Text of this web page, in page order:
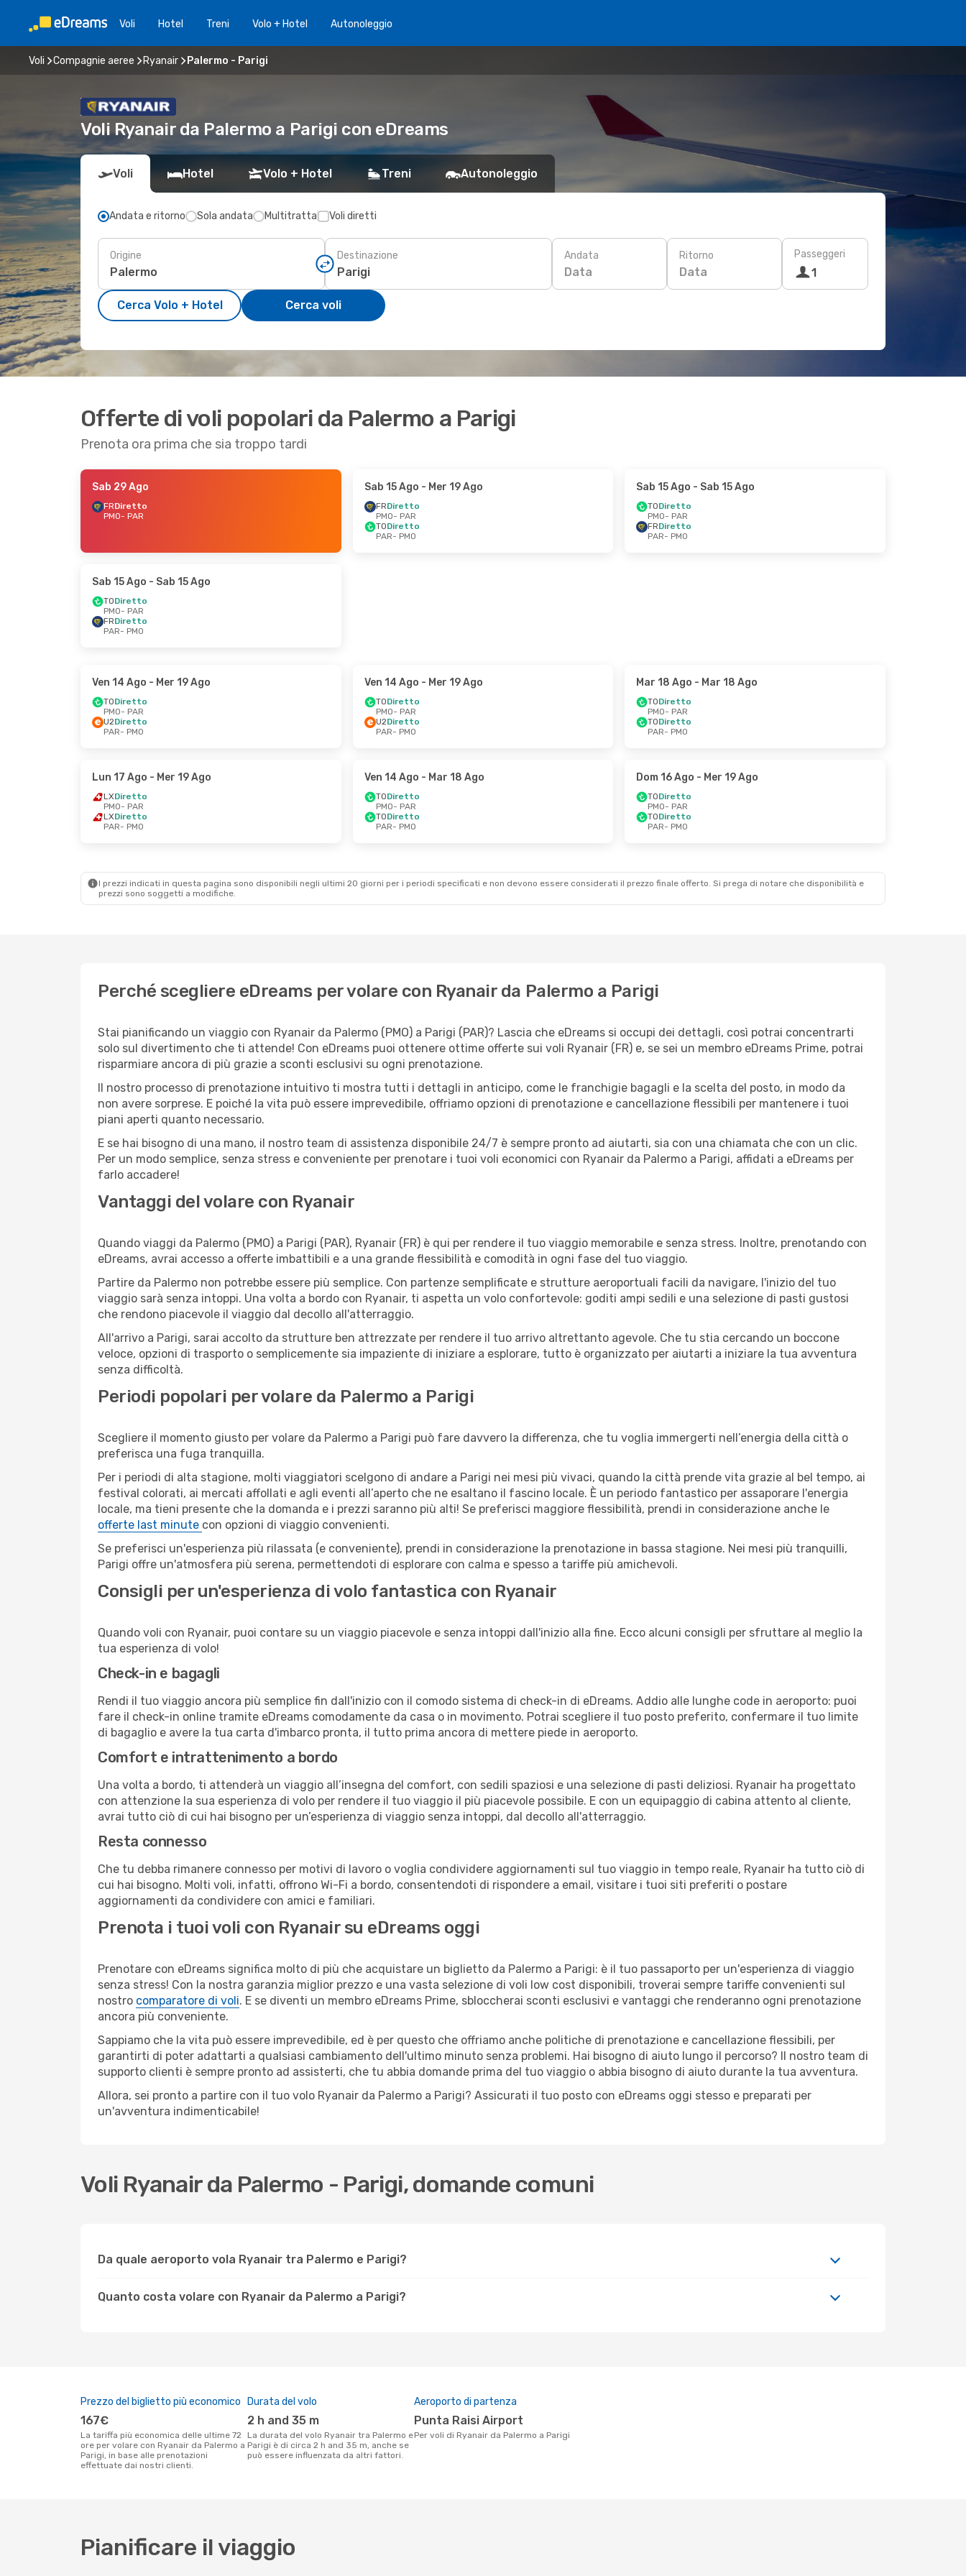
Voli Hotel Treni Volo + Hotel Autonoleggio
Voli Compagnie aeree Ryanair Palermo - Parigi
Voli Ryanair da Palermo a Parigi con eDreams
Voli Hotel Volo + Hotel Treni Autonoleggio
Andata e ritorno Sola andata Multitratta Voli diretti
Origine Destinazione Andata
Data
Ritorno
Data
Passeggeri
1
Cerca Volo + Hotel Cerca voli
Offerte di voli popolari da Palermo a Parigi
Prenota ora prima che sia troppo tardi
Sab 29 Ago
FRDiretto
PMO- PAR
Sab 15 Ago - Mer 19 Ago
FRDiretto
PMO- PAR
TODiretto
PAR- PMO
Sab 15 Ago - Sab 15 Ago
TODiretto
PMO- PAR
FRDiretto
PAR- PMO
Sab 15 Ago - Sab 15 Ago
TODiretto
PMO- PAR
FRDiretto
PAR- PMO
Ven 14 Ago - Mer 19 Ago
TODiretto
PMO- PAR
U2Diretto
PAR- PMO
Ven 14 Ago - Mer 19 Ago
TODiretto
PMO- PAR
U2Diretto
PAR- PMO
Mar 18 Ago - Mar 18 Ago
TODiretto
PMO- PAR
TODiretto
PAR- PMO
Lun 17 Ago - Mer 19 Ago
LXDiretto
PMO- PAR
LXDiretto
PAR- PMO
Ven 14 Ago - Mar 18 Ago
TODiretto
PMO- PAR
TODiretto
PAR- PMO
Dom 16 Ago - Mer 19 Ago
TODiretto
PMO- PAR
TODiretto
PAR- PMO
I prezzi indicati in questa pagina sono disponibili negli ultimi 20 giorni per i periodi specificati e non devono essere considerati il ​​prezzo finale offerto. Si prega di notare che disponibilità e
prezzi sono soggetti a modifiche.
Perché scegliere eDreams per volare con Ryanair da Palermo a Parigi
Stai pianificando un viaggio con Ryanair da Palermo (PMO) a Parigi (PAR)? Lascia che eDreams si occupi dei dettagli, così potrai concentrarti
solo sul divertimento che ti attende! Con eDreams puoi ottenere ottime offerte sui voli Ryanair (FR) e, se sei un membro eDreams Prime, potrai
risparmiare ancora di più grazie a sconti esclusivi su ogni prenotazione.
Il nostro processo di prenotazione intuitivo ti mostra tutti i dettagli in anticipo, come le franchigie bagagli e la scelta del posto, in modo da
non avere sorprese. E poiché la vita può essere imprevedibile, offriamo opzioni di prenotazione e cancellazione flessibili per mantenere i tuoi
piani aperti quanto necessario.
E se hai bisogno di una mano, il nostro team di assistenza disponibile 24/7 è sempre pronto ad aiutarti, sia con una chiamata che con un clic.
Per un modo semplice, senza stress e conveniente per prenotare i tuoi voli economici con Ryanair da Palermo a Parigi, affidati a eDreams per
farlo accadere!
Vantaggi del volare con Ryanair
Quando viaggi da Palermo (PMO) a Parigi (PAR), Ryanair (FR) è qui per rendere il tuo viaggio memorabile e senza stress. Inoltre, prenotando con
eDreams, avrai accesso a offerte imbattibili e a una grande flessibilità e comodità in ogni fase del tuo viaggio.
Partire da Palermo non potrebbe essere più semplice. Con partenze semplificate e strutture aeroportuali facili da navigare, l'inizio del tuo
viaggio sarà senza intoppi. Una volta a bordo con Ryanair, ti aspetta un volo confortevole: goditi ampi sedili e una selezione di pasti gustosi
che rendono piacevole il viaggio dal decollo all'atterraggio.
All'arrivo a Parigi, sarai accolto da strutture ben attrezzate per rendere il tuo arrivo altrettanto agevole. Che tu stia cercando un boccone
veloce, opzioni di trasporto o semplicemente sia impaziente di iniziare a esplorare, tutto è organizzato per aiutarti a iniziare la tua avventura
senza difficoltà.
Periodi popolari per volare da Palermo a Parigi
Scegliere il momento giusto per volare da Palermo a Parigi può fare davvero la differenza, che tu voglia immergerti nell’energia della città o
preferisca una fuga tranquilla.
Per i periodi di alta stagione, molti viaggiatori scelgono di andare a Parigi nei mesi più vivaci, quando la città prende vita grazie al bel tempo, ai
festival colorati, ai mercati affollati e agli eventi all’aperto che ne esaltano il fascino locale. È un periodo fantastico per assaporare l'energia
locale, ma tieni presente che la domanda e i prezzi saranno più alti! Se preferisci maggiore flessibilità, prendi in considerazione anche le
offerte last minute con opzioni di viaggio convenienti.
Se preferisci un'esperienza più rilassata (e conveniente), prendi in considerazione la prenotazione in bassa stagione. Nei mesi più tranquilli,
Parigi offre un'atmosfera più serena, permettendoti di esplorare con calma e spesso a tariffe più amichevoli.
Consigli per un'esperienza di volo fantastica con Ryanair
Quando voli con Ryanair, puoi contare su un viaggio piacevole e senza intoppi dall'inizio alla fine. Ecco alcuni consigli per sfruttare al meglio la
tua esperienza di volo!
Check-in e bagagli
Rendi il tuo viaggio ancora più semplice fin dall'inizio con il comodo sistema di check-in di eDreams. Addio alle lunghe code in aeroporto: puoi
fare il check-in online tramite eDreams comodamente da casa o in movimento. Potrai scegliere il tuo posto preferito, confermare il tuo limite
di bagaglio e avere la tua carta d'imbarco pronta, il tutto prima ancora di mettere piede in aeroporto.
Comfort e intrattenimento a bordo
Una volta a bordo, ti attenderà un viaggio all’insegna del comfort, con sedili spaziosi e una selezione di pasti deliziosi. Ryanair ha progettato
con attenzione la sua esperienza di volo per rendere il tuo viaggio il più piacevole possibile. E con un equipaggio di cabina attento al cliente,
avrai tutto ciò di cui hai bisogno per un’esperienza di viaggio senza intoppi, dal decollo all'atterraggio.
Resta connesso
Che tu debba rimanere connesso per motivi di lavoro o voglia condividere aggiornamenti sul tuo viaggio in tempo reale, Ryanair ha tutto ciò di
cui hai bisogno. Molti voli, infatti, offrono Wi-Fi a bordo, consentendoti di rispondere a email, visitare i tuoi siti preferiti o postare
aggiornamenti da condividere con amici e familiari.
Prenota i tuoi voli con Ryanair su eDreams oggi
Prenotare con eDreams significa molto di più che acquistare un biglietto da Palermo a Parigi: è il tuo passaporto per un'esperienza di viaggio
senza stress! Con la nostra garanzia miglior prezzo e una vasta selezione di voli low cost disponibili, troverai sempre tariffe convenienti sul
nostro comparatore di voli. E se diventi un membro eDreams Prime, sbloccherai sconti esclusivi e vantaggi che renderanno ogni prenotazione
ancora più conveniente.
Sappiamo che la vita può essere imprevedibile, ed è per questo che offriamo anche politiche di prenotazione e cancellazione flessibili, per
garantirti di poter adattarti a qualsiasi cambiamento dell'ultimo minuto senza problemi. Hai bisogno di aiuto lungo il percorso? Il nostro team di
supporto clienti è sempre pronto ad assisterti, che tu abbia domande prima del tuo viaggio o abbia bisogno di aiuto durante la tua avventura.
Allora, sei pronto a partire con il tuo volo Ryanair da Palermo a Parigi? Assicurati il tuo posto con eDreams oggi stesso e preparati per
un'avventura indimenticabile!
Voli Ryanair da Palermo - Parigi, domande comuni
Da quale aeroporto vola Ryanair tra Palermo e Parigi?
Quanto costa volare con Ryanair da Palermo a Parigi?
Prezzo del biglietto più economico
167€
La tariffa più economica delle ultime 72
ore per volare con Ryanair da Palermo a
Parigi, in base alle prenotazioni
effettuate dai nostri clienti.
Durata del volo
2 h and 35 m
La durata del volo Ryanair tra Palermo e
Parigi è di circa 2 h and 35 m, anche se
può essere influenzata da altri fattori.
Aeroporto di partenza
Punta Raisi Airport
Per voli di Ryanair da Palermo a Parigi
Pianificare il viaggio